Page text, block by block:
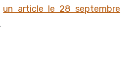
un article le 28 septembre